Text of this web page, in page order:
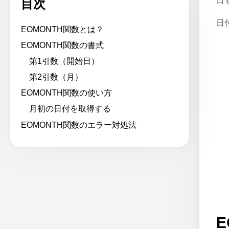
目次
EOMONTH関数とは？
EOMONTH関数の書式
第1引数（開始日）
第2引数（月）
EOMONTH関数の使い方
月初の日付を取得する
EOMONTH関数のエラー対処法
日